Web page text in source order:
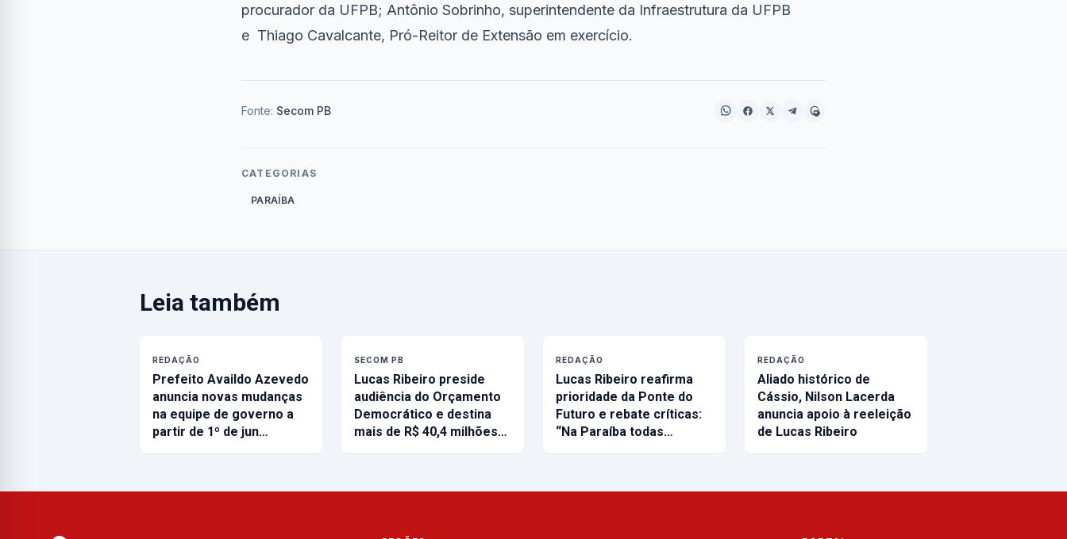
procurador da UFPB; Antônio Sobrinho, superintendente da Infraestrutura da UFPB
e Thiago Cavalcante, Pró-Reitor de Extensão em exercício.
Fonte: Secom PB
CATEGORIAS
PARAÍBA
Leia também
REDAÇÃO
Prefeito Availdo Azevedo
anuncia novas mudanças
na equipe de governo a
partir de 1º de jun…
SECOM PB
Lucas Ribeiro preside
audiência do Orçamento
Democrático e destina
mais de R$ 40,4 milhões…
REDAÇÃO
Lucas Ribeiro reafirma
prioridade da Ponte do
Futuro e rebate críticas:
“Na Paraíba todas…
REDAÇÃO
Aliado histórico de
Cássio, Nilson Lacerda
anuncia apoio à reeleição
de Lucas Ribeiro